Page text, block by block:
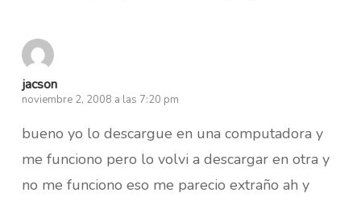
jacson
noviembre 2, 2008 a las 7:20 pm
bueno yo lo descargue en una computadora y
me funciono pero lo volvi a descargar en otra y
no me funciono eso me parecio extraño ah y